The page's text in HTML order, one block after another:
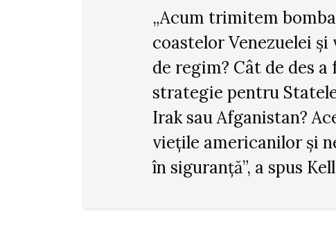
„Acum trimitem
coastelor Venezuelei
de regim? Cât de des
strategie pentru
Irak sau Afganistan?
viețile americanilor și
în siguranță”, a spus